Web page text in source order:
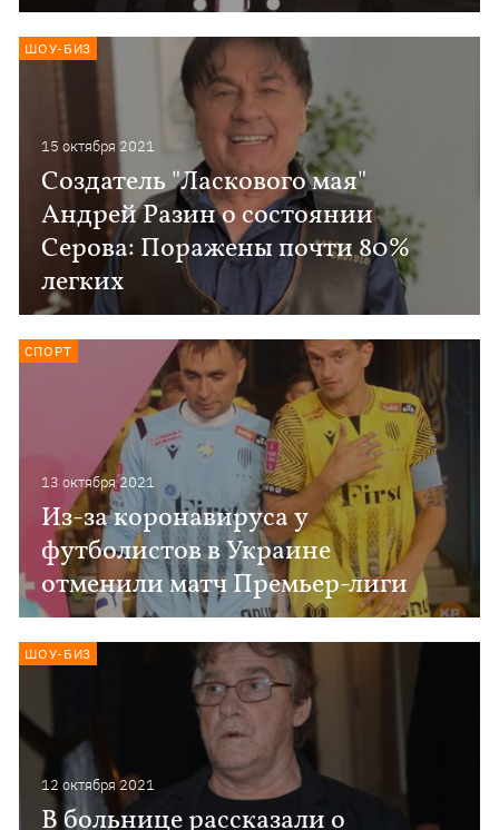
15 октября 2021
Создатель "Ласкового мая"
Андрей Разин о состоянии
Серова: Поражены почти 80%
легких
ШОУ-БИЗ
13 октября 2021
Из-за коронавируса у
футболистов в Украине
отменили матч Премьер-лиги
СПОРТ
12 октября 2021
В больнице рассказали о
ШОУ-БИЗ